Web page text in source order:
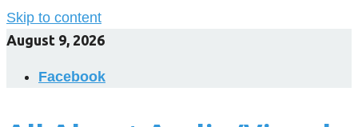
Skip to content
August 9, 2026
Facebook